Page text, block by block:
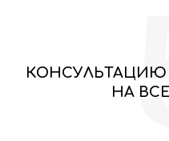
НА